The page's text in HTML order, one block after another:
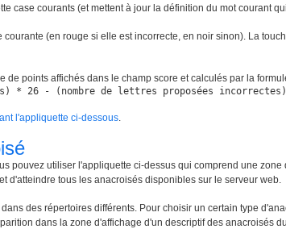
case courants (et mettent à jour la définition du mot courant
(en rouge si elle est incorrecte, en noir sinon). La
de points affichés dans le champ score et calculés par la
* 26 - (nombre de lettres proposées incorrectes)
l'appliquette ci-dessous.
pouvez utiliser l'appliquette ci-dessus qui comprend une
d'atteindre tous les anacroisés disponibles sur le serveur web.
des répertoires différents. Pour choisir un certain type
dans la zone d'affichage d'un descriptif des anacroisés